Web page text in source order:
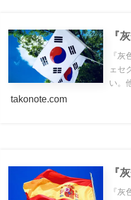
『
『
ェセ
い。
takonote.com
『
『